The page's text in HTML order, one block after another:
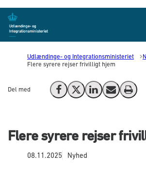
Gå til forsiden
Udlændinge- og Integrationsministeriet
Flere syrere rejser frivilligt hjem
Del med Del på Facebook
Del på X (Twitter)
Del på LinkedIn
Send email
Print
Flere syrere rejser
08.11.2025 Nyhed